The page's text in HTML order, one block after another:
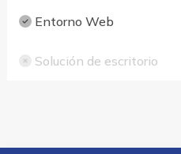
Entorno Web
Solución de escritorio